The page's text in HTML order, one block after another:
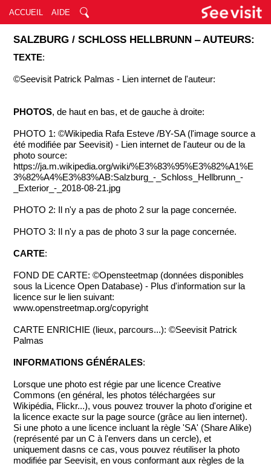
ACCUEIL AIDE
SALZBURG / SCHLOSS HELLBRUNN ‒ AUTEURS:
TEXTE:
©Seevisit Patrick Palmas - Lien internet de l'auteur:
PHOTOS, de haut en bas, et de gauche à droite:
PHOTO 1: ©Wikipedia Rafa Esteve /BY-SA (l'image source a
été modifiée par Seevisit) - Lien internet de l'auteur ou de la
photo source:
https://ja.m.wikipedia.org/wiki/%E3%83%95%E3%82%A1%E
3%82%A4%E3%83%AB:Salzburg_-_Schloss_Hellbrunn_-
_Exterior_-_2018-08-21.jpg
PHOTO 2: Il n'y a pas de photo 2 sur la page concernée.
PHOTO 3: Il n'y a pas de photo 3 sur la page concernée.
CARTE:
FOND DE CARTE: ©Opensteetmap (données disponibles
sous la Licence Open Database) - Plus d'information sur la
licence sur le lien suivant:
www.openstreetmap.org/copyright
CARTE ENRICHIE (lieux, parcours...): ©Seevisit Patrick
Palmas
INFORMATIONS GÉNÉRALES:
Lorsque une photo est régie par une licence Creative
Commons (en général, les photos téléchargées sur
Wikipédia, Flickr...), vous pouvez trouver la photo d'origine et
la licence exacte sur la page source (grâce au lien internet).
Si une photo a une licence incluant la règle 'SA' (Share Alike)
(représenté par un C à l'envers dans un cercle), et
uniquement dasns ce cas, vous pouvez réutiliser la photo
modifiée par Seevisit, en vous conformant aux règles de la